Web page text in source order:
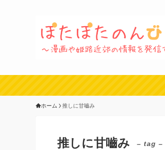
ホーム 推しに甘嚙み
推しに甘嚙み – tag –